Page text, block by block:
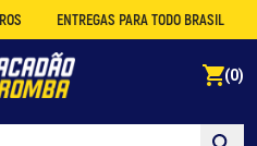
ENTREGAS PARA TODO BRASIL
(0)